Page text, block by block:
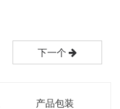
下一个
产品包装